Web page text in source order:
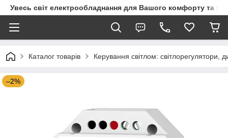
Увесь світ електрообладнання для Вашого комфорту та
Каталог товарів Керування світлом: світлорегулятори,
–2%